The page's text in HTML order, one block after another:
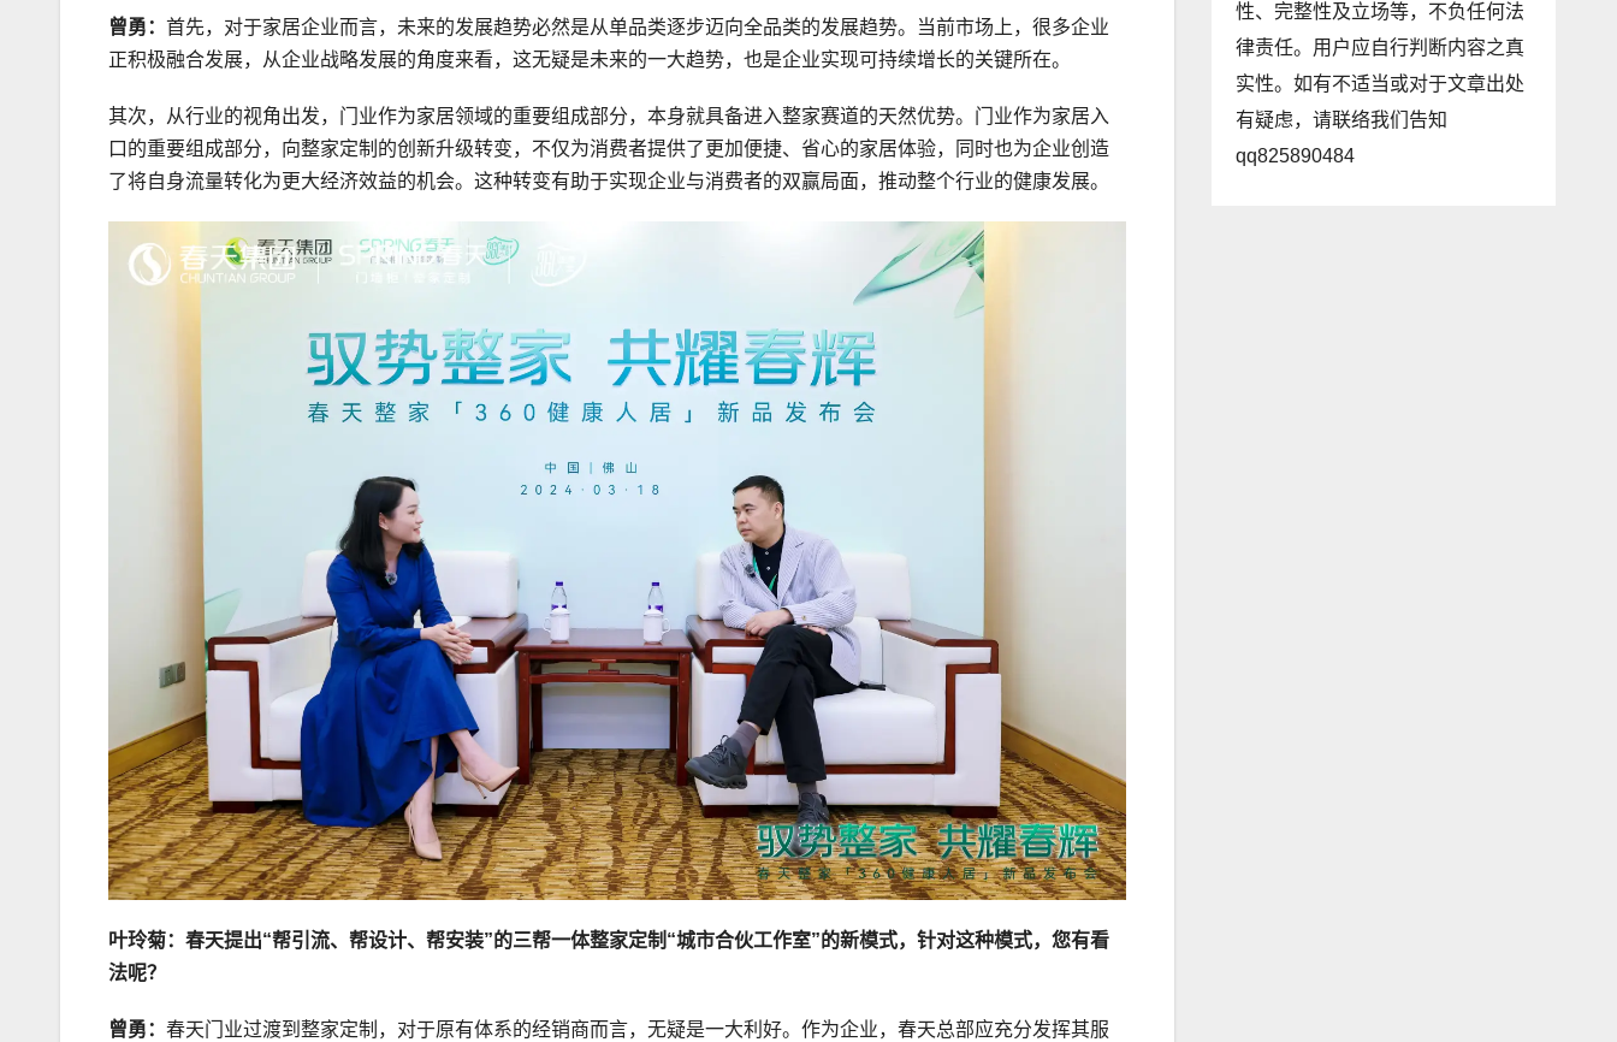
曾勇： 首先，对于家居企业而言，未来的发展趋势必然是从单品类逐步迈向全品类的发展趋势。当前市场上，很多企业
正积极融合发展，从企业战略发展的角度来看，这无疑是未来的一大趋势，也是企业实现可持续增长的关键所在。
其次，从行业的视角出发，门业作为家居领域的重要组成部分，本身就具备进入整家赛道的天然优势。门业作为家居入
口的重要组成部分，向整家定制的创新升级转变，不仅为消费者提供了更加便捷、省心的家居体验，同时也为企业创造
了将自身流量转化为更大经济效益的机会。这种转变有助于实现企业与消费者的双赢局面，推动整个行业的健康发展。
叶玲菊：春天提出“帮引流、帮设计、帮安装”的三帮一体整家定制“城市合伙工作室”的新模式，针对这种模式，您有看
法呢？
曾勇： 春天门业过渡到整家定制，对于原有体系的经销商而言，无疑是一大利好。作为企业，春天总部应充分发挥其服
性、完整性及立场等，不负任何法
律责任。用户应自行判断内容之真
实性。如有不适当或对于文章出处
有疑虑，请联络我们告知
qq825890484